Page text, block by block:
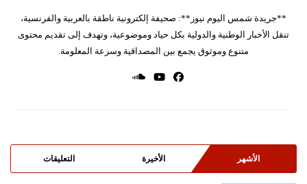
**جريدة شمس اليوم نيوز**: صحيفة إلكترونية ناطقة بالعربية والفرنسية،
تنقل الأخبار الوطنية والدولية بكل حياد وموضوعية، وتهدف إلى تقديم محتوى
متنوع وموثوق يجمع بين المصداقية وسرعة المعلومة.
الأشهر الأخيرة التعليقات